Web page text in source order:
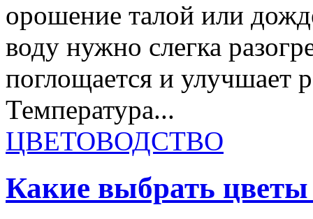
орошение талой или
воду нужно слегка
поглощается и улучшает
Температура...
ЦВЕТОВОДСТВО
Какие выбрать цветы